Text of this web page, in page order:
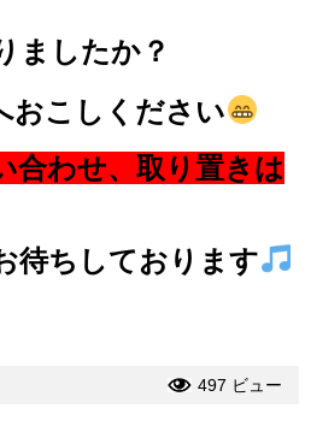
ましたか？
おこしください
合わせ、取り置きは
待ちしております
497 ビュー